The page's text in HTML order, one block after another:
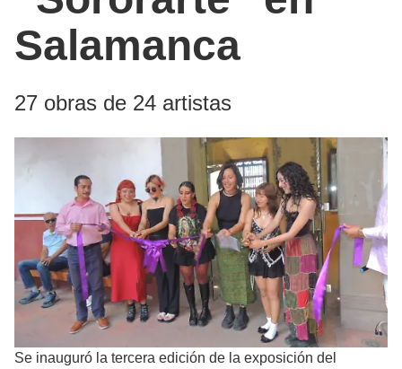
Salamanca
27 obras de 24 artistas
Se inauguró la tercera edición de la exposición del